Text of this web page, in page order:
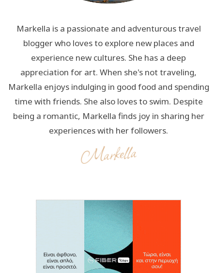
Markella is a passionate and adventurous travel
blogger who loves to explore new places and
experience new cultures. She has a deep
appreciation for art. When she's not traveling,
Markella enjoys indulging in good food and spending
time with friends. She also loves to swim. Despite
being a romantic, Markella finds joy in sharing her
experiences with her followers.